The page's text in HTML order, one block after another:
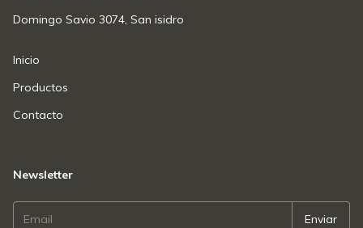
Domingo Savio 3074, San isidro
Inicio
Productos
Contacto
Newsletter